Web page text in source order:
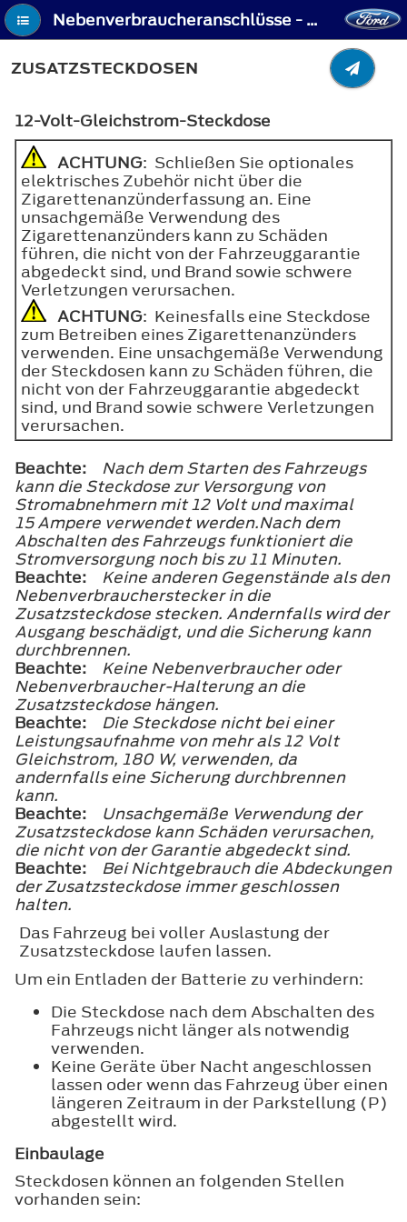
Nebenverbraucheranschlüsse - Zusatzsteckdosen
ZUSATZSTECKDOSEN
12-Volt-Gleichstrom-Steckdose
ACHTUNG: Schließen Sie optionales
elektrisches Zubehör nicht über die
Zigarettenanzünderfassung an. Eine
unsachgemäße Verwendung des
Zigarettenanzünders kann zu Schäden
führen, die nicht von der Fahrzeuggarantie
abgedeckt sind, und Brand sowie schwere
Verletzungen verursachen.
ACHTUNG: Keinesfalls eine Steckdose
zum Betreiben eines Zigarettenanzünders
verwenden. Eine unsachgemäße Verwendung
der Steckdosen kann zu Schäden führen, die
nicht von der Fahrzeuggarantie abgedeckt
sind, und Brand sowie schwere Verletzungen
verursachen.
Beachte:
Nach dem Starten des Fahrzeugs
kann die Steckdose zur Versorgung von
Stromabnehmern mit 12 Volt und maximal
15 Ampere verwendet werden.Nach dem
Abschalten des Fahrzeugs funktioniert die
Stromversorgung noch bis zu 11 Minuten.
Beachte:
Keine anderen Gegenstände als den
Nebenverbraucherstecker in die
Zusatzsteckdose stecken. Andernfalls wird der
Ausgang beschädigt, und die Sicherung kann
durchbrennen.
Beachte:
Keine Nebenverbraucher oder
Nebenverbraucher-Halterung an die
Zusatzsteckdose hängen.
Beachte:
Die Steckdose nicht bei einer
Leistungsaufnahme von mehr als 12 Volt
Gleichstrom, 180 W, verwenden, da
andernfalls eine Sicherung durchbrennen
kann.
Beachte:
Unsachgemäße Verwendung der
Zusatzsteckdose kann Schäden verursachen,
die nicht von der Garantie abgedeckt sind.
Beachte:
Bei Nichtgebrauch die Abdeckungen
der Zusatzsteckdose immer geschlossen
halten.
Das Fahrzeug bei voller Auslastung der
Zusatzsteckdose laufen lassen.
Um ein Entladen der Batterie zu verhindern:
Die Steckdose nach dem Abschalten des
Fahrzeugs nicht länger als notwendig
verwenden.
Keine Geräte über Nacht angeschlossen
lassen oder wenn das Fahrzeug über einen
längeren Zeitraum in der Parkstellung (P)
abgestellt wird.
Einbaulage
Steckdosen können an folgenden Stellen
vorhanden sein: